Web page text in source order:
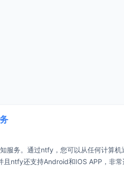
服务。通过ntfy，您可以从任何计算
ntfy还支持Android和IOS APP，非